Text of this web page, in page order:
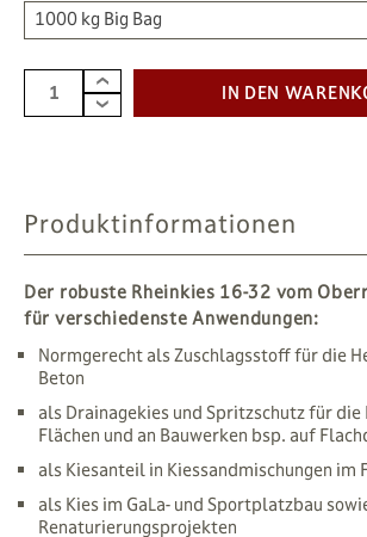
1000 kg Big Bag
IN DEN
Produktinformationen
Der robuste Rheinkies 16-32 vom
für verschiedenste Anwendungen:
Normgerecht als Zuschlagsstoff für die
Beton
als Drainagekies und Spritzschutz für die
Flächen und an Bauwerken bsp. auf
als Kiesanteil in Kiessandmischungen im
als Kies im GaLa- und Sportplatzbau
Renaturierungsprojekten